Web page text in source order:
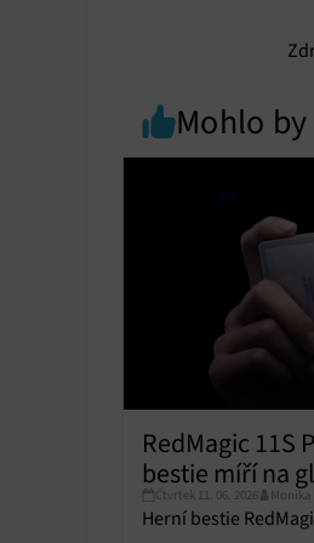
Mohlo
RedMagic 11S
bestie míří na
Čtvrtek 11. 06. 2026 Monika
Herní bestie